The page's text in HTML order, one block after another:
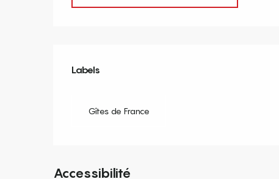
Labels
Labels
Gîtes de France
Accessibilité